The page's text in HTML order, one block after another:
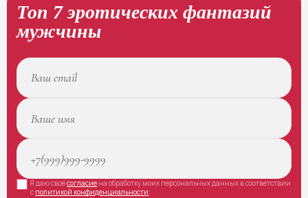
Топ 7 эротических фантазий
мужчины
Я даю своёсогласие на обработку моих персональных данных в соответствии
с политикой конфиденциальности;